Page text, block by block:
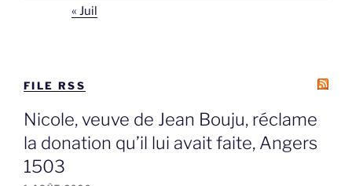
« Juil
FILE RSS
Nicole, veuve de Jean Bouju, réclame
la donation qu’il lui avait faite, Angers
1503